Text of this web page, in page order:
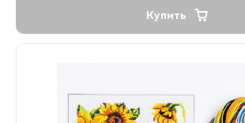
Купить